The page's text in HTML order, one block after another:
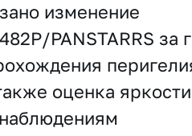
изменение
PANSTARRS за
оценка яркости